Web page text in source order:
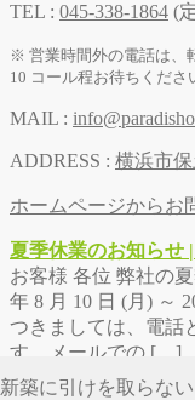
新築に引けを取らな
TEL : 045-338-1864 (
※ 営業時間外の電話は、
10 コール程お待ちくださ
MAIL :
ADDRESS : 横浜市
ホームページからお
夏季休業のお知らせ |
お客様 各位 弊社の
年 8 月 10 日 (月) ～
つきましては、電話
す。メールでの […]